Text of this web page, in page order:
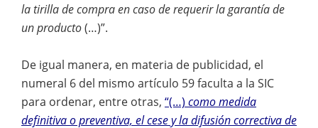
la tirilla de compra en caso de requerir la garantía de
un producto(…)”.
De igual manera, en materia de publicidad, el
numeral 6 del mismo artículo 59 faculta a la SIC
para ordenar, entre otras, “(…) como medida
definitiva o preventiva, el cese y la difusión correctiva de